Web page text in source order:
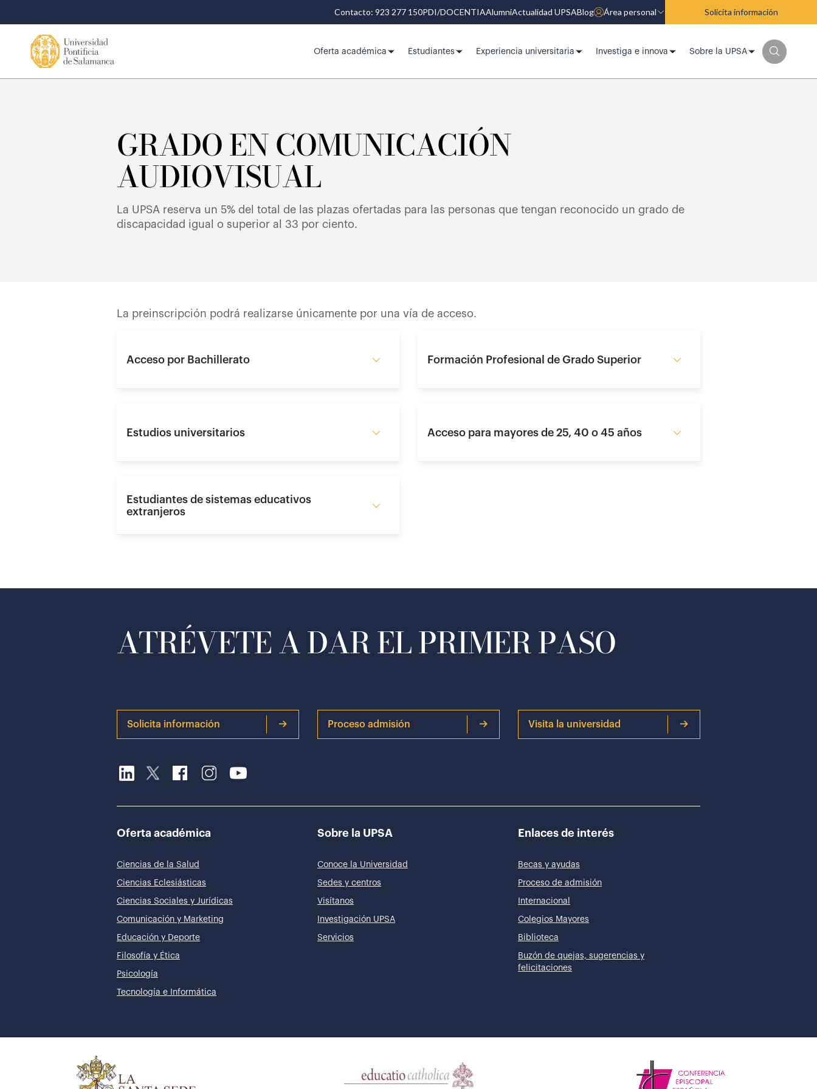
Contacto: 923 277 150PDI/DOCENTIAAlumniActualidad UPSABlog Área personal Solicita información
Oferta académica Estudiantes Experiencia universitaria Investiga e innova Sobre la UPSA
GRADO EN COMUNICACIÓN
AUDIOVISUAL
La UPSA reserva un 5% del total de las plazas ofertadas para las personas que tengan reconocido un grado de
discapacidad igual o superior al 33 por ciento.
La preinscripción podrá realizarse únicamente por una vía de acceso.
Acceso por Bachillerato Formación Profesional de Grado Superior
Estudios universitarios Acceso para mayores de 25, 40 o 45 años
Estudiantes de sistemas educativos
extranjeros
ATRÉVETE A DAR EL PRIMER PASO
Solicita información Proceso admisión Visita la universidad
Oferta académica
Ciencias de la Salud
Ciencias Eclesiásticas
Ciencias Sociales y Jurídicas
Comunicación y Marketing
Educación y Deporte
Filosofía y Ética
Psicología
Tecnología e Informática
Sobre la UPSA
Conoce la Universidad
Sedes y centros
Visítanos
Investigación UPSA
Servicios
Enlaces de interés
Becas y ayudas
Proceso de admisión
Internacional
Colegios Mayores
Biblioteca
Buzón de quejas, sugerencias y
felicitaciones